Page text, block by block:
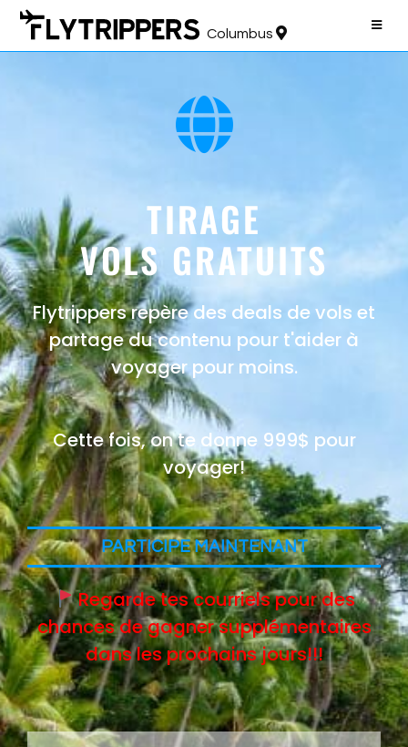
Columbus
TIRAGE
VOLS GRATUITS
Flytrippers repère des deals de vols et
partage du contenu pour t'aider à
voyager pour moins.
Cette fois, on te donne 999$ pour
voyager!
PARTICIPE MAINTENANT
Regarde tes courriels pour des
chances de gagner supplémentaires
dans les prochains jours!!!